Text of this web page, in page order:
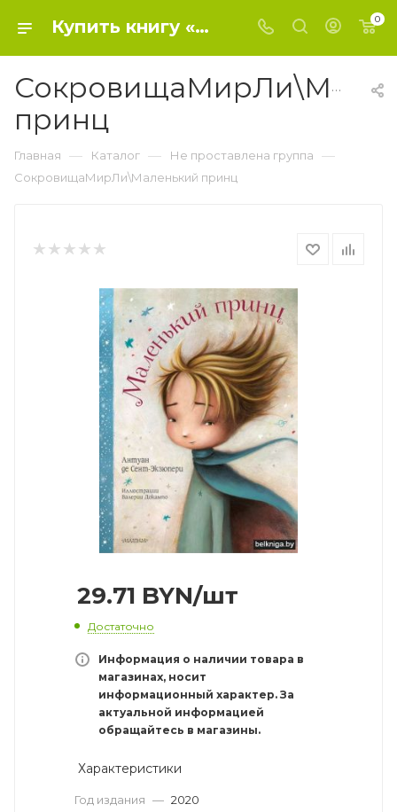
Купить книгу «СокровищаМирЛи\Маленький принц» 2020, Сент-Экзюпери А. де - Не проставлена группа 0
принц
Главная — Каталог — Не проставлена группа —
СокровищаМирЛи\Маленький принц
29.71 BYN/шт
Достаточно
Информация о наличии товара в
магазинах, носит
информационный характер. За
актуальной информацией
обращайтесь в магазины.
Характеристики
Год издания — 2020